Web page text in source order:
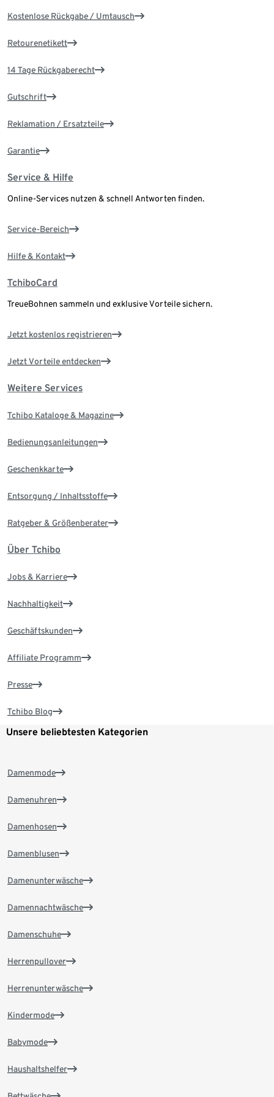
Kostenlose Rückgabe / Umtausch
Retourenetikett
14 Tage Rückgaberecht
Gutschrift
Reklamation / Ersatzteile
Garantie
Service & Hilfe
Online-Services nutzen & schnell Antworten finden.
Service-Bereich
Hilfe & Kontakt
TchiboCard
TreueBohnen sammeln und exklusive Vorteile sichern.
Jetzt kostenlos registrieren
Jetzt Vorteile entdecken
Weitere Services
Tchibo Kataloge & Magazine
Bedienungsanleitungen
Geschenkkarte
Entsorgung / Inhaltsstoffe
Ratgeber & Größenberater
Über Tchibo
Jobs & Karriere
Nachhaltigkeit
Geschäftskunden
Affiliate Programm
Presse
Tchibo Blog
Unsere beliebtesten Kategorien
Damenmode
Damenuhren
Damenhosen
Damenblusen
Damenunterwäsche
Damennachtwäsche
Damenschuhe
Herrenpullover
Herrenunterwäsche
Kindermode
Babymode
Haushaltshelfer